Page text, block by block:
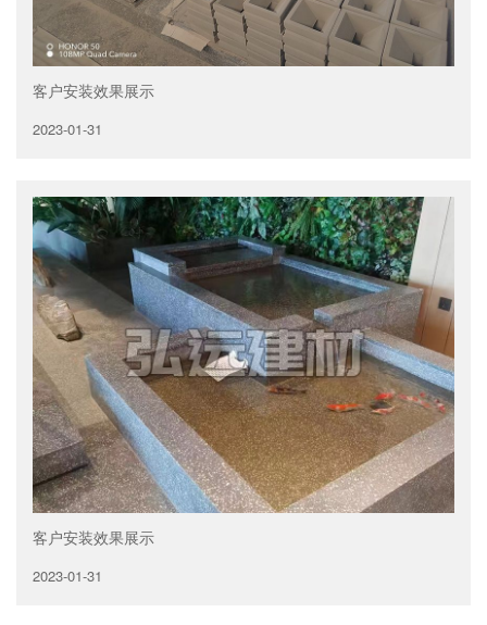
客户安装效果展示
2023-01-31
客户安装效果展示
2023-01-31